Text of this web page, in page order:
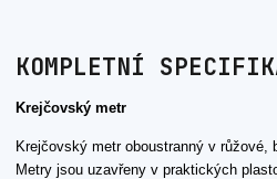
KOMPLETNÍ
Krejčovský metr
Krejčovský metr oboustranný v růžové,
Metry jsou uzavřeny v praktických